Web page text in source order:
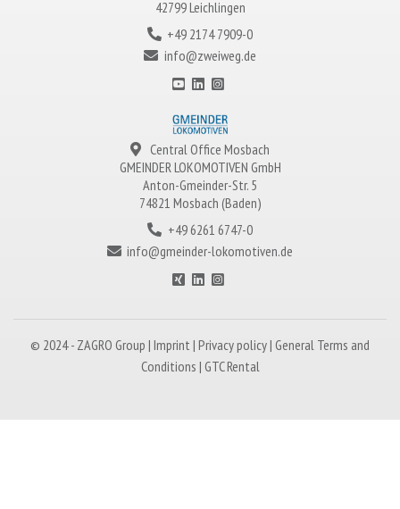
42799 Leichlingen
+49 2174 7909-0
info@zweiweg.de
Central Office Mosbach
GMEINDER LOKOMOTIVEN GmbH
Anton-Gmeinder-Str. 5
74821 Mosbach (Baden)
+49 6261 6747-0
info@gmeinder-lokomotiven.de
© 2024 - ZAGRO Group | Imprint | Privacy policy| General Terms and
Conditions | GTC Rental